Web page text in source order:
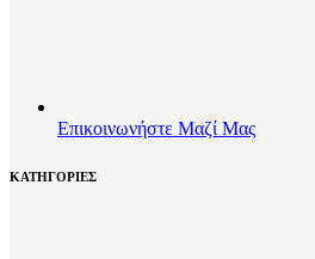
Επικοινωνήστε Μαζί Μας
ΚΑΤΗΓΟΡΙΕΣ